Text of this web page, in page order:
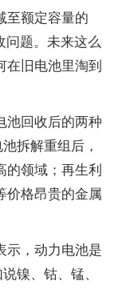
至额定容量的
问题。未来这么
在旧电池里淘到
池回收后的两种
拆解重组后，
的领域；再生利
价格昂贵的金属
示，动力电池是
镍、钴、锰、